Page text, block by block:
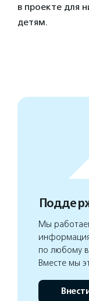
в проекте для
детям.
Мы
по любому
Вместе мы